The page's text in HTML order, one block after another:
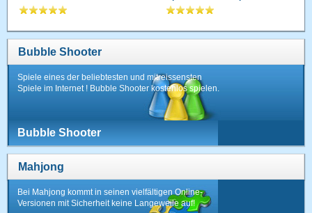
Bubble Shooter
Spiele eines der beliebtesten und mitreissensten
Spiele im Internet ! Bubble Shooter kostenlos spielen.
Bubble Shooter
Mahjong
Bei Mahjong kommt in seinen vielfältigen Online-
Versionen mit Sicherheit keine Langeweile auf!